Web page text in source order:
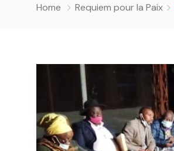
Home Requiem pour la Paix